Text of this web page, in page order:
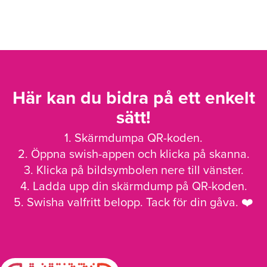
Här kan du bidra på ett enkelt
sätt!
1. Skärmdumpa QR-koden.
2. Öppna swish-appen och klicka på skanna.
3. Klicka på bildsymbolen nere till vänster.
4. Ladda upp din skärmdump på QR-koden.
5. Swisha valfritt belopp. Tack för din gåva. ❤️